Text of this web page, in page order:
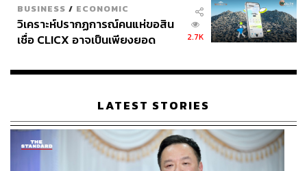
“นอกจากมาตรฐานที่ได้รับ ยังมุ่งเน้นด้านวิชาการให้แพทย์ผู้
เชี่ยวชาญนำความรู้ใหม่ๆ ไปพัฒนาให้เกิดประสิทธิภาพและ
“แพทย์ผู้เชี่ยวชาญจะวิจัยและพัฒนาเทคนิคการฉีดอยู่เสมอ
ซึ่งการฉีดสารลดเลือนริ้วรอยและสารเติมเต็มมีเทคนิคที่ต่าง
กัน เราจึงต้องการเน้นย้ำและให้ความรู้ใหม่ๆ กับแพทย์ไทย
เช่น การฉีดสารลดเลือนริ้วรอยอาจเน้นไปที่กล้ามเนื้อ ใน
BUSINESS / ECONOMIC
วิเคราะห์ปรากฏการณ์คนแห่ขอสิน
เชื่อ CLICX อาจเป็นเพียงยอด
เรือนไทยที่ถูกซุกไว้
2.7K
LATEST STORIES